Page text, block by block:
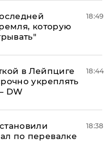
которую
18:49
в Лейпциге
укреплять
DW
18:44
по перевалке
18:38